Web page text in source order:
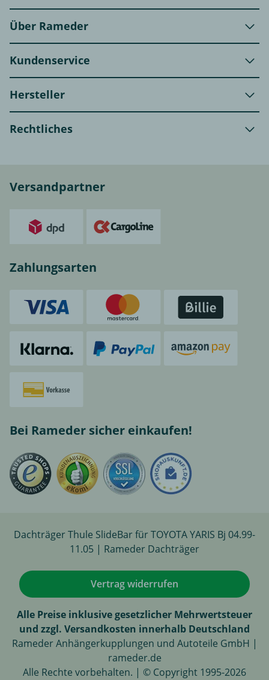
Über Rameder
Kundenservice
Hersteller
Rechtliches
Versandpartner
Zahlungsarten
Bei Rameder sicher einkaufen!
Dachträger Thule SlideBar für TOYOTA YARIS Bj 04.99-
11.05 | Rameder Dachträger
Vertrag widerrufen
Alle Preise inklusive gesetzlicher Mehrwertsteuer
und zzgl. Versandkosten innerhalb Deutschland
Rameder Anhängerkupplungen und Autoteile GmbH |
rameder.de
Alle Rechte vorbehalten. | © Copyright 1995-2026